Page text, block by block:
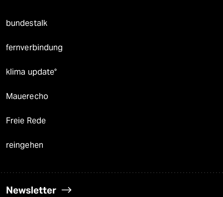
bundestalk
fernverbindung
klima update°
Mauerecho
Freie Rede
reingehen
Newsletter